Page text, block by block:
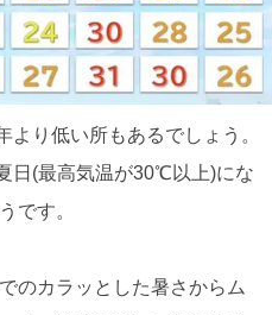
り低い所もあるでしょう。
日(最高気温が30℃以上)にな
です。
のカラッとした暑さからム